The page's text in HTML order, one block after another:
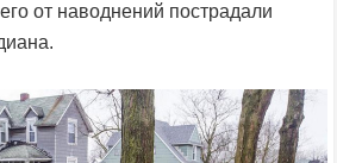
от наводнений пострадали